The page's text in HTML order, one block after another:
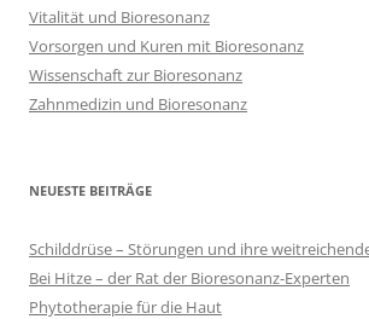
Vitalität und Bioresonanz
Vorsorgen und Kuren mit Bioresonanz
Wissenschaft zur Bioresonanz
Zahnmedizin und Bioresonanz
NEUESTE BEITRÄGE
Schilddrüse – Störungen und ihre
Bei Hitze – der Rat der Bioresonanz-Experten
Phytotherapie für die Haut